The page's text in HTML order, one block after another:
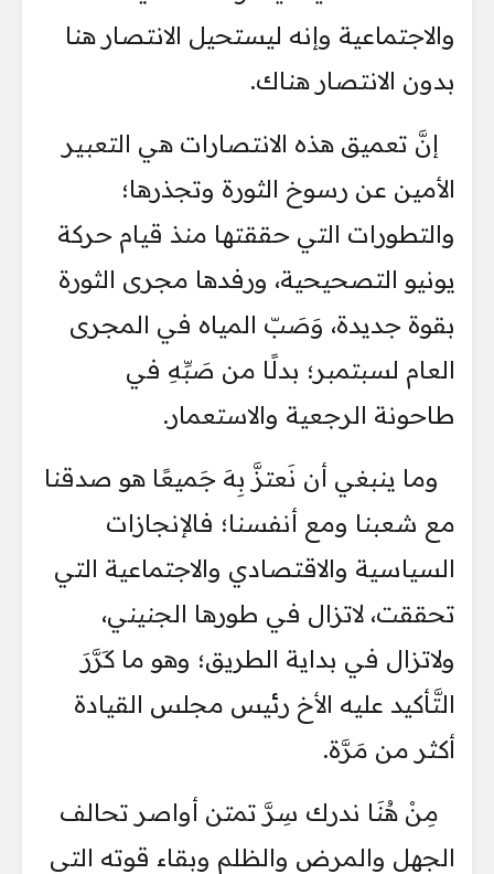
والاجتماعية وإنه ليستحيل الانتصار هنا
بدون الانتصار هناك.
إنَّ تعميق هذه الانتصارات هي التعبير
الأمين عن رسوخ الثورة وتجذرها؛
والتطورات التي حققتها منذ قيام حركة
يونيو التصحيحية، ورفدها مجرى الثورة
بقوة جديدة، وَصَبّ المياه في المجرى
العام لسبتمبر؛ بدلًا من صَبِّهِ في
طاحونة الرجعية والاستعمار.
وما ينبغي أن نَعتزَّ بِهَ جَميعًا هو صدقنا
مع شعبنا ومع أنفسنا؛ فالإنجازات
السياسية والاقتصادي والاجتماعية التي
تحققت، لاتزال في طورها الجنيني،
ولاتزال في بداية الطريق؛ وهو ما كَرَّرَ
التَّأكيد عليه الأخ رئيس مجلس القيادة
أكثر من مَرَّة.
مِنْ هُنَا ندرك سِرَّ تمتن أواصر تحالف
الجهل والمرض والظلم وبقاء قوته التي